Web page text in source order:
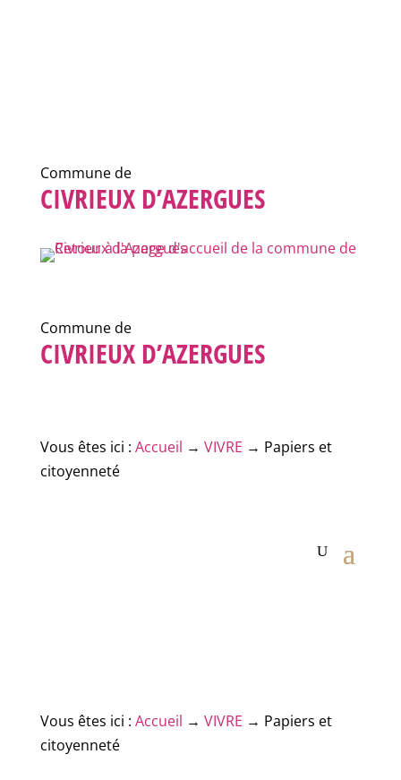
Commune de
CIVRIEUX D’AZERGUES
Commune de
CIVRIEUX D’AZERGUES
Vous êtes ici : Accueil → VIVRE → Papiers et
citoyenneté
Vous êtes ici : Accueil → VIVRE → Papiers et
citoyenneté